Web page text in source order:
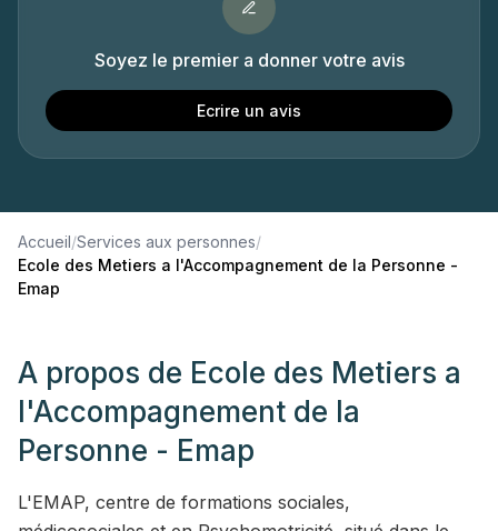
Soyez le premier a donner votre avis
Ecrire un avis
Accueil/Services aux personnes/
Ecole des Metiers a l'Accompagnement de la Personne -
Emap
A propos de Ecole des Metiers a
l'Accompagnement de la
Personne - Emap
L'EMAP, centre de formations sociales,